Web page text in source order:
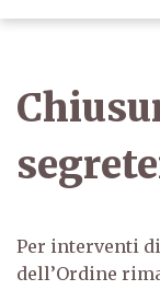
Per interventi
dell’Ordine